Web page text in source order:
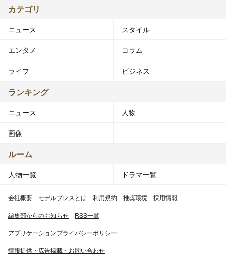
カテゴリ
ニュース スタイル
エンタメ コラム
ライフ ビジネス
ランキング
ニュース 人物
画像
ルーム
人物一覧 ドラマ一覧
会社概要 モデルプレスとは 利用規約 推奨環境 採用情報
編集部からのお知らせ RSS一覧
アプリケーションプライバシーポリシー
情報提供・広告掲載・お問い合わせ